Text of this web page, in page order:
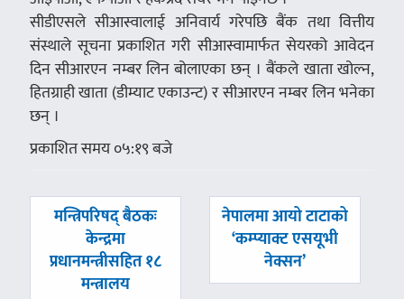
सीडीएसले सीआस्वालाई अनिवार्य गरेपछि बैंक तथा वित्तीय
संस्थाले सूचना प्रकाशित गरी सीआस्वामार्फत सेयरको आवेदन
दिन सीआरएन नम्बर लिन बोलाएका छन् । बैंकले खाता खोल्न,
हितग्राही खाता (डीम्याट एकाउन्ट) र सीआरएन नम्बर लिन भनेका
छन् ।
प्रकाशित समय ०५:१९ बजे
पछिल्लाे
मन्त्रिपरिषद् बैठकः
केन्द्रमा
प्रधानमन्त्रीसहित १८
मन्त्रालय
अघिल्लाे
नेपालमा आयो टाटाको
‘कम्प्याक्ट एसयूभी
नेक्सन’